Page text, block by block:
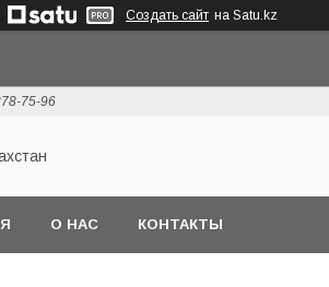
Создать сайт на Satu.kz
75-96
О НАС КОНТАКТЫ